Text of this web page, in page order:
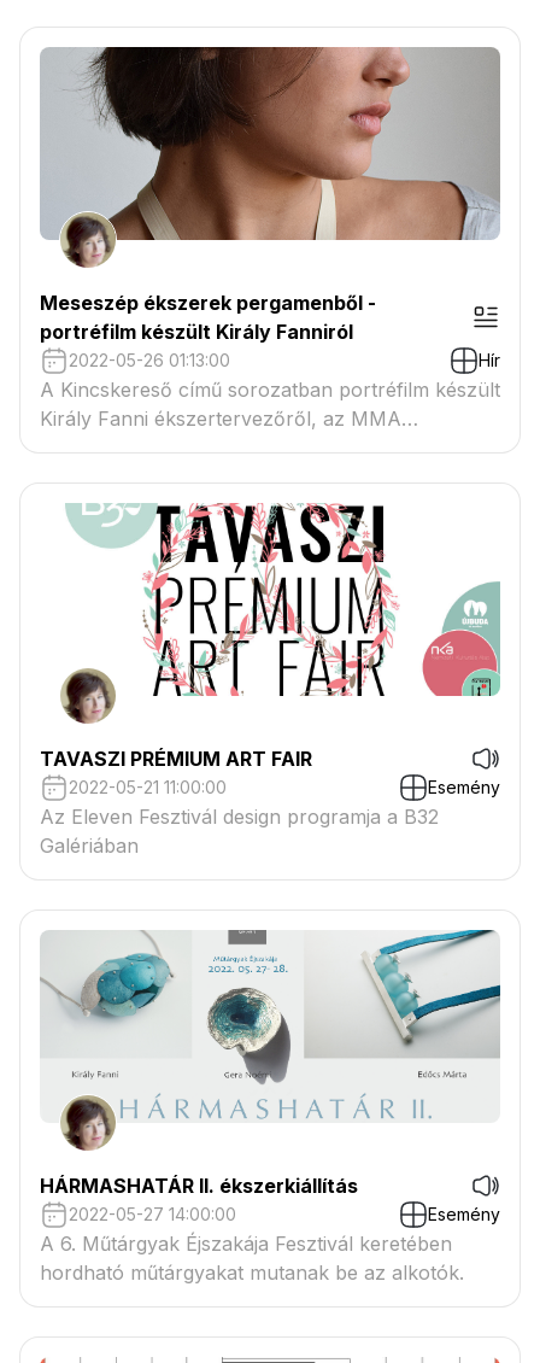
Intézetével és idén az intézet kiállítótereiben
ékszerkiállítással jelentkezik a Romanian Design
Week, Design Go programjában.
Meseszép ékszerek pergamenből -
portréfilm készült Király Fanniról
2022-05-26 01:13:00 Hír
A Kincskereső című sorozatban portréfilm készült
Király Fanni ékszertervezőről, az MMA
ösztöndíjasáról.
TAVASZI PRÉMIUM ART FAIR
2022-05-21 11:00:00 Esemény
Az Eleven Fesztivál design programja a B32
Galériában
HÁRMASHATÁR II. ékszerkiállítás
2022-05-27 14:00:00 Esemény
A 6. Műtárgyak Éjszakája Fesztivál keretében
hordható műtárgyakat mutanak be az alkotók.